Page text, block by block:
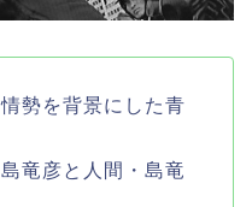
勢を背景にした青
竜彦と人間・島竜